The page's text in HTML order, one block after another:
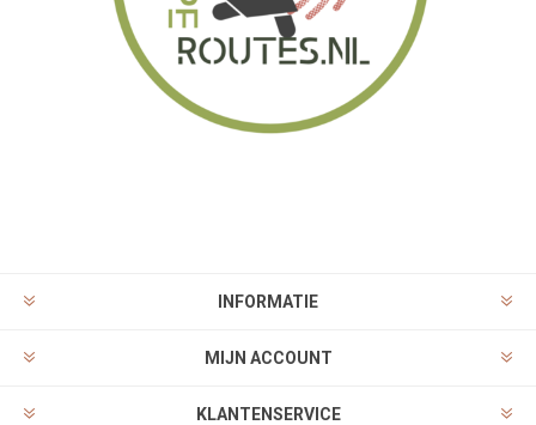
INFORMATIE
MIJN ACCOUNT
KLANTENSERVICE